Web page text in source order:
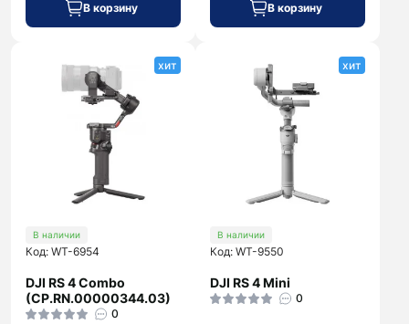
В корзину В корзину
хит
В наличии
Код: WT-6954
DJI RS 4 Combo
(CP.RN.00000344.03)
0
хит
В наличии
Код: WT-9550
DJI RS 4 Mini
0